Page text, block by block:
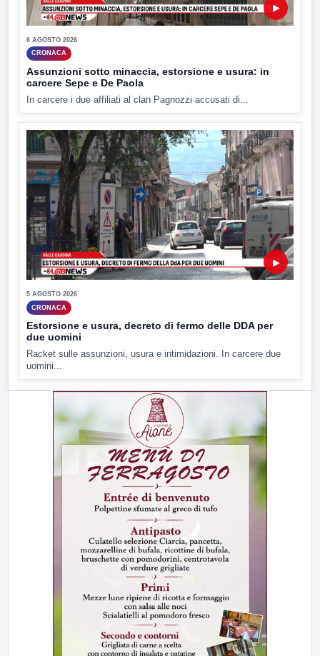
▶
6 AGOSTO 2026
CRONACA
Assunzioni sotto minaccia, estorsione e usura: in
carcere Sepe e De Paola
In carcere i due affiliati al clan Pagnozzi accusati di...
▶
5 AGOSTO 2026
CRONACA
Estorsione e usura, decreto di fermo delle DDA per
due uomini
Racket sulle assunzioni, usura e intimidazioni. In carcere due
uomini...